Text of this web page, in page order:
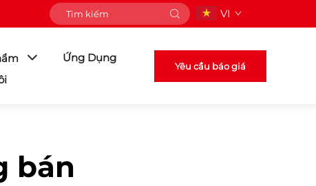
VI
Ứng Dụng
Yêu cầu báo giá
bán